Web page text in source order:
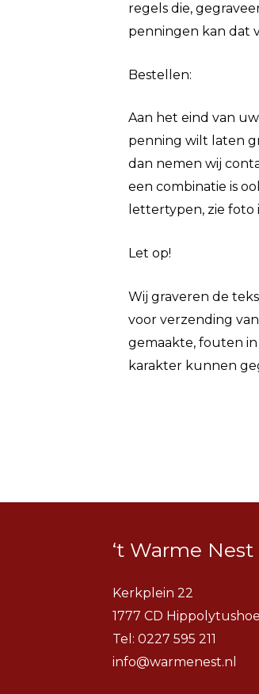
regels die,
penningen kan dat
Bestellen:
Aan het eind van
penning wilt laten
dan nemen wij
een combinatie is
lettertypen, zie
Let op!
Wij graveren de
voor verzending
gemaakte, fouten
karakter kunnen
‘t Warme Nest
Kerkplein 22
1777 CD
Tel: 0227 595 211
info@warmenest.nl